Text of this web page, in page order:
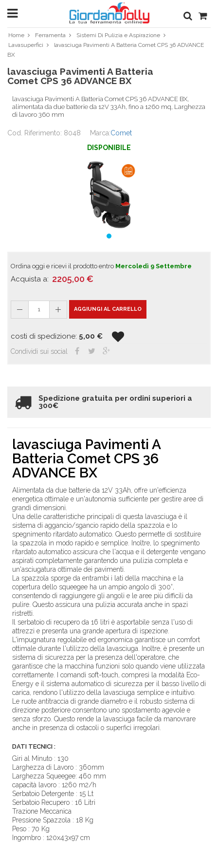
Home Ferramenta
Sistemi Di Pulizia e Aspirazione
Lavasuperfici
lavasciuga Pavimenti A Batteria Comet CPS 36 ADVANCE
BX
lavasciuga Pavimenti A Batteria
Comet CPS 36 ADVANCE BX
lavasciuga Pavimenti A Batteria Comet CPS 36 ADVANCE BX,
alimentata da due batterie da 12V 33Ah, fino a 1260 mq, Larghezza
di lavoro 360 mm
Cod. Riferimento: 8048 Marca:Comet
DISPONIBILE
Ordina oggi e ricevi il prodotto entro Mercoledì 9 Settembre
Acquista a: 2205,00 €
1 AGGIUNGI AL CARRELLO
costi di spedizione: 5,00 €
Condividi sui social
Spedizione gratuita per ordini superiori a
300€
lavasciuga Pavimenti A
Batteria Comet CPS 36
ADVANCE BX
Alimentata da due batterie da 12V 33Ah, offre un'efficienza
energetica ottimale e un'autonomia sufficiente per gestire aree di
grandi dimensioni.
Una delle caratteristiche principali di questa lavasciuga è il
sistema di aggancio/sgancio rapido della spazzola e lo
spegnimento ritardato automatico. Questo permette di sostituire
la spazzola in modo rapido e semplice. Inoltre, lo spegnimento
ritardato automatico assicura che l'acqua e il detergente vengano
aspirati completamente garantendo una pulizia completa e
un'asciugatura ottimale dei pavimenti.
La spazzola sporge da entrambi i lati della macchina e la
copertura dello squeegee ha un ampio angolo di 300°,
consentendo di raggiungere gli angoli e le aree più difficili da
pulire. Questo assicura una pulizia accurata anche in spazi
ristretti.
Il serbatoio di recupero da 16 litri è asportabile senza l'uso di
attrezzi e presenta una grande apertura di ispezione.
L'impugnatura regolabile ed ergonomica garantisce un comfort
ottimale durante l'utilizzo della lavasciuga. Inoltre, è presente un
sistema di sicurezza per la presenza dell'operatore, che
garantisce che la macchina funzioni solo quando viene utilizzata
correttamente. I comandi soft-touch, compresi la modalità Eco-
Energy e il sistema automatico di sicurezza per il basso livello di
carica, rendono l'utilizzo della lavasciuga semplice e intuitivo.
Le ruote antitraccia di grande diametro e il robusto sistema di
direzione posteriore consentono uno spostamento agevole e
senza sforzo. Questo rende la lavasciuga facile da manovrare
anche in presenza di ostacoli o superfici irregolari.
DATI TECNICI :
Giri al Minuto : 130
Larghezza di Lavoro : 360mm
Larghezza Squeegee: 460 mm
capacità lavoro : 1260 m2/h
Serbatoio Detergente : 15 Lt
Serbatoio Recupero : 16 Litri
Trazione Meccanica
Pressione Spazzola : 18 Kg
Peso : 70 Kg
Ingombro : 120x43x97 cm